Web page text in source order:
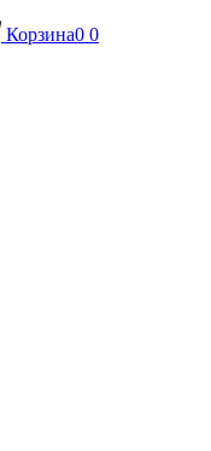
Корзина0 0